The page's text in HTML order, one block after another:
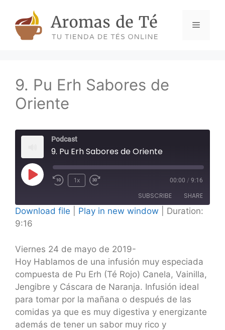
content
Menu
9. Pu Erh Sabores de
Oriente
Podcast
9. Pu Erh Sabores de Oriente
Play
1x 00:00 / 9:16
SUBSCRIBE SHARE
SHARE
LINK
EMBED
Download file Play in new window
Duration:
9:16
Viernes 24 de mayo de 2019-
Hoy Hablamos de una infusión muy especiada
compuesta de Pu Erh (Té Rojo) Canela, Vainilla,
Jengibre y Cáscara de Naranja. Infusión ideal
para tomar por la mañana o después de las
comidas ya que es muy digestiva y energizante
además de tener un sabor muy rico y